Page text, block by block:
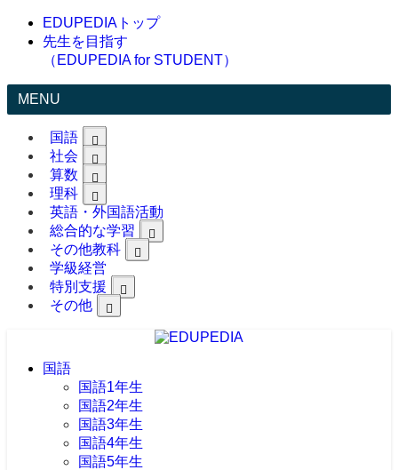
EDUPEDIAトップ
先生を目指す
（EDUPEDIA for STUDENT）
MENU
国語
社会
算数
理科
英語・外国語活動
総合的な学習
その他教科
学級経営
特別支援
その他
国語
国語1年生
国語2年生
国語3年生
国語4年生
国語5年生